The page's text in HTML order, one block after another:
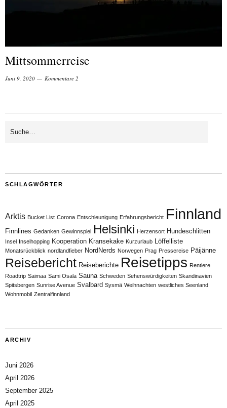
Mittsommerreise
Juni 9, 2020 Kommentare 2
SCHLAGWÖRTER
Arktis Bucket List Corona Entschleunigung Erfahrungsbericht Finnland
Finnlines Gedanken Gewinnspiel Helsinki Herzensort Hundeschlitten
Insel Inselhopping Kooperation Kransekake Kurzurlaub Löffelliste
Monatsrückblick nordlandfieber NordNerds Norwegen Prag Pressereise Päijänne
Reisebericht Reiseberichte Reisetipps Rentiere
Roadtrip Saimaa Sami Osala Sauna Schweden Sehenswürdigkeiten Skandinavien
Spitsbergen Sunrise Avenue Svalbard Sysmä Weihnachten westliches Seenland
Wohnmobil Zentralfinnland
ARCHIV
Juni 2026
April 2026
September 2025
April 2025